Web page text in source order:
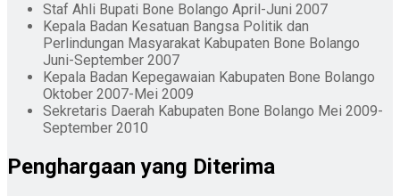
Staf Ahli Bupati Bone Bolango April-Juni 2007
Kepala Badan Kesatuan Bangsa Politik dan
Perlindungan Masyarakat Kabupaten Bone Bolango
Juni-September 2007
Kepala Badan Kepegawaian Kabupaten Bone Bolango
Oktober 2007-Mei 2009
Sekretaris Daerah Kabupaten Bone Bolango Mei 2009-
September 2010
Penghargaan yang Diterima